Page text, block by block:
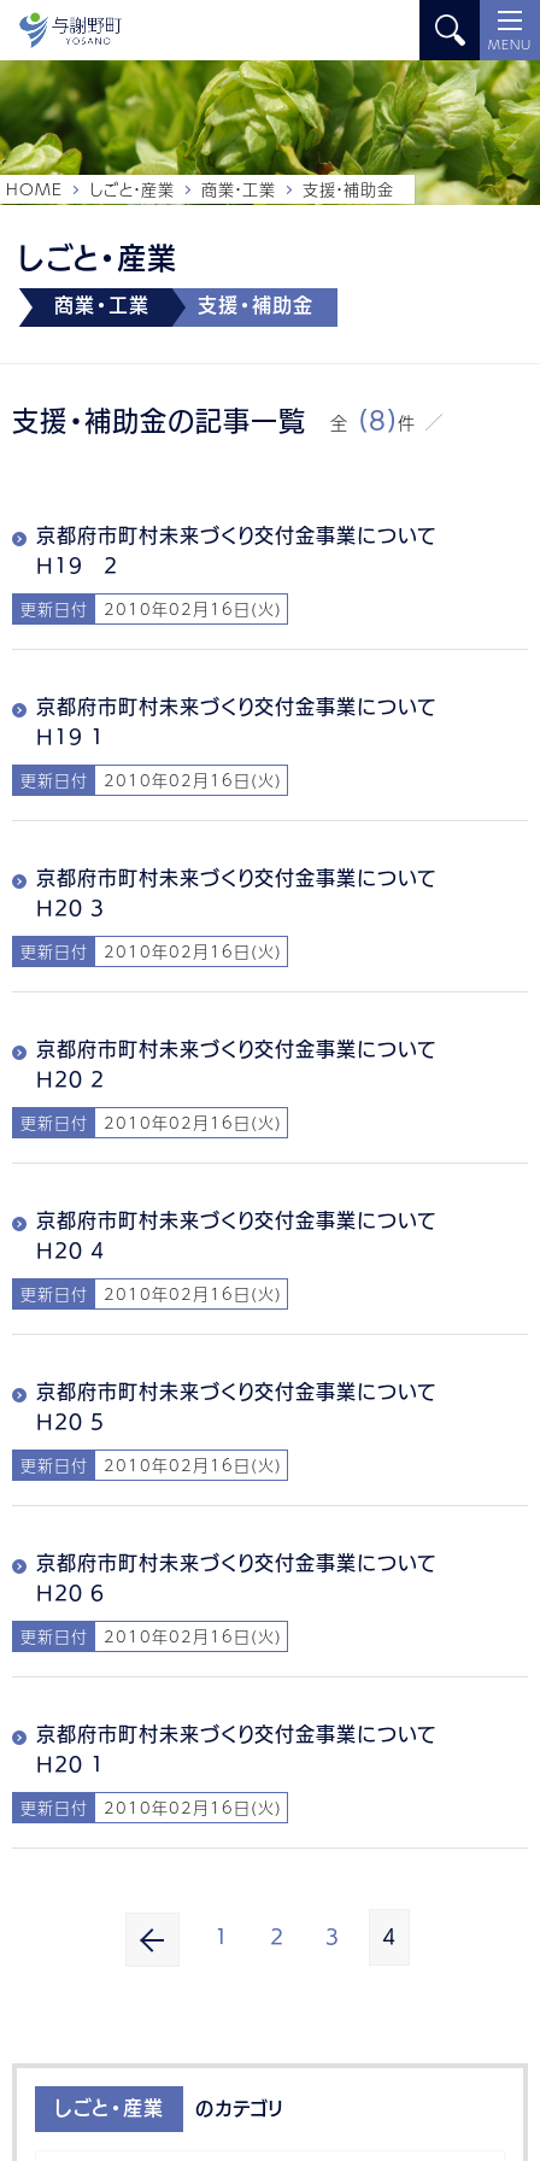
MENU
しごと・産業
商業・工業 支援・補助金
HOME しごと・産業 商業・工業 支援・補助金
支援・補助金の記事一覧 全 (8)件
京都府市町村未来づくり交付金事業について
H19 2
更新日付 2010年02月16日(火)
京都府市町村未来づくり交付金事業について
H19 1
更新日付 2010年02月16日(火)
京都府市町村未来づくり交付金事業について
H20 3
更新日付 2010年02月16日(火)
京都府市町村未来づくり交付金事業について
H20 2
更新日付 2010年02月16日(火)
京都府市町村未来づくり交付金事業について
H20 4
更新日付 2010年02月16日(火)
京都府市町村未来づくり交付金事業について
H20 5
更新日付 2010年02月16日(火)
京都府市町村未来づくり交付金事業について
H20 6
更新日付 2010年02月16日(火)
京都府市町村未来づくり交付金事業について
H20 1
更新日付 2010年02月16日(火)
1 2 3 4
しごと・産業 のカテゴリ